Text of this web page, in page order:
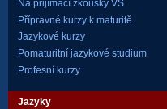
Na přijímací zkoušky VŠ
Přípravné kurzy k maturitě
Jazykové kurzy
Pomaturitní jazykové studium
Profesní kurzy
Jazyky